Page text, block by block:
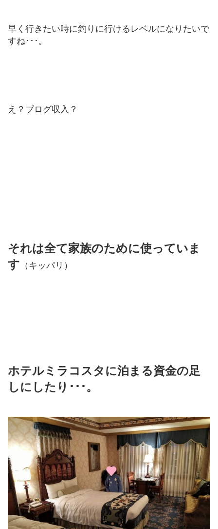
早く行きたい時に釣りに行けるレベルになりたいで
すね･･･。
え？ブログ収入？
それは全て家族のために使っていま
す （キッパリ）
ホテルミラコスタに泊まる資金の足
しにしたり･･･。